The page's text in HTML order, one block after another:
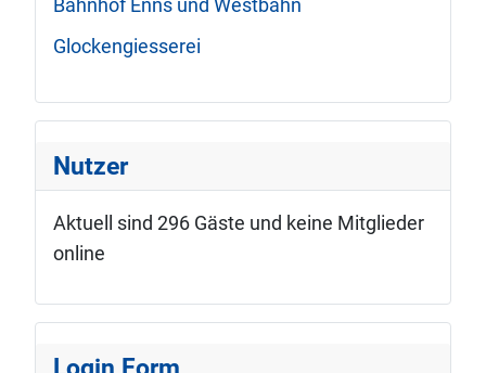
Bahnhof Enns und Westbahn
Glockengiesserei
Nutzer
Aktuell sind 296 Gäste und keine Mitglieder
online